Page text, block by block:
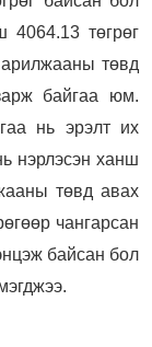
4064.13 төгрөг
төвд
байгаа юм.
нь эрэлт их
нэрлэсэн ханш
төвд авах
чангарсан
байсан бол